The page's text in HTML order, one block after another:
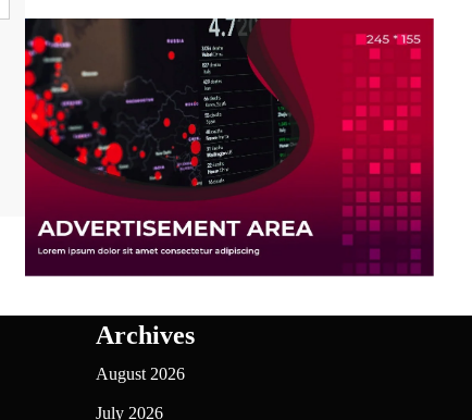
Archives
August 2026
July 2026